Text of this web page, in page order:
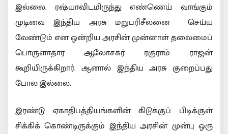
இல்லை. ரஷ்யாவிடமிருந்து எண்ணெய் வாங்கும்
முடிவை இந்திய அரசு மறுபரிசீலனை செய்ய
வேண்டும் என ஒன்றிய அரசின் முன்னாள் தலைமைப்
பொருளாதார ஆலோசகர் ரகுராம் ராஜன்
கூறியிருக்கிறார். ஆனால் இந்திய அரசு குறைப்பது
போல இல்லை.
இரண்டு ஏகாதிபத்தியங்களின் கிடுக்குப் பிடிக்குள்
சிக்கிக் கொண்டிருக்கும் இந்திய அரசின் முன்பு ஒரு